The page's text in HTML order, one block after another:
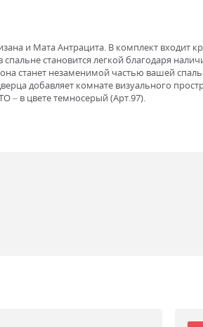
и Мата Антрацита. В комплект
становится легкой благодаря
станет незаменимой частью вашей
добавляет комнате визуального
– в цвете темносерый (Арт.97).